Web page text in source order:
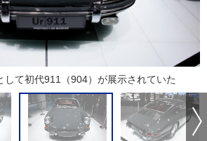
して初代911（904）が展示されていた